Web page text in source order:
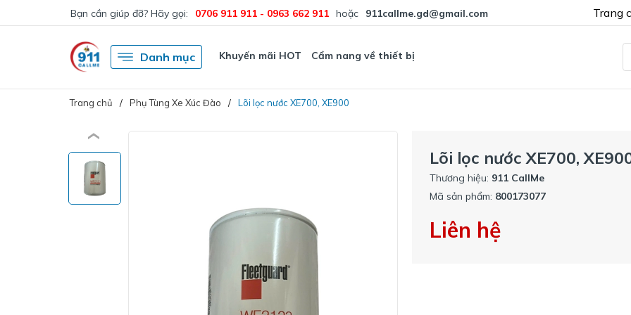
Bạn cần giúp đỡ? Hãy gọi: 0706 911 911 - 0963 662 911 hoặc 911callme.gd@gmail.com Trang
Danh mục Khuyến mãi HOT Cẩm nang về thiết bị
Trang chủ Phụ Tùng Xe Xúc Đào Lõi lọc nước XE700, XE900
Lõi lọc nước XE700,
Thương hiệu: 911 CallMe
Mã sản phẩm: 800173077
Liên hệ